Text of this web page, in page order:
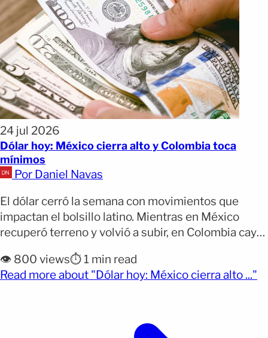
24 jul 2026
Dólar hoy: México cierra alto y Colombia toca
mínimos
Por Daniel Navas
El dólar cerró la semana con movimientos que
impactan el bolsillo latino. Mientras en México
recuperó terreno y volvió a subir, en Colombia cayó
República Dominicana continuó perdiendo fuerza,
manteniéndose cerca de sus mínimos recientes. Si
👁️ 800 views⏱️ 1 min read
Read more about "Dólar hoy: México cierra alto ..."